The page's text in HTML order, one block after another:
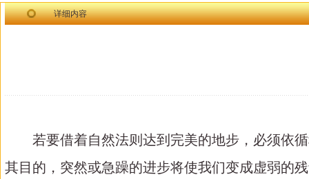
详细内容
若要借着自然法则达到完美的地步，必须依
其目的，突然或急躁的进步将使我们变成虚弱的